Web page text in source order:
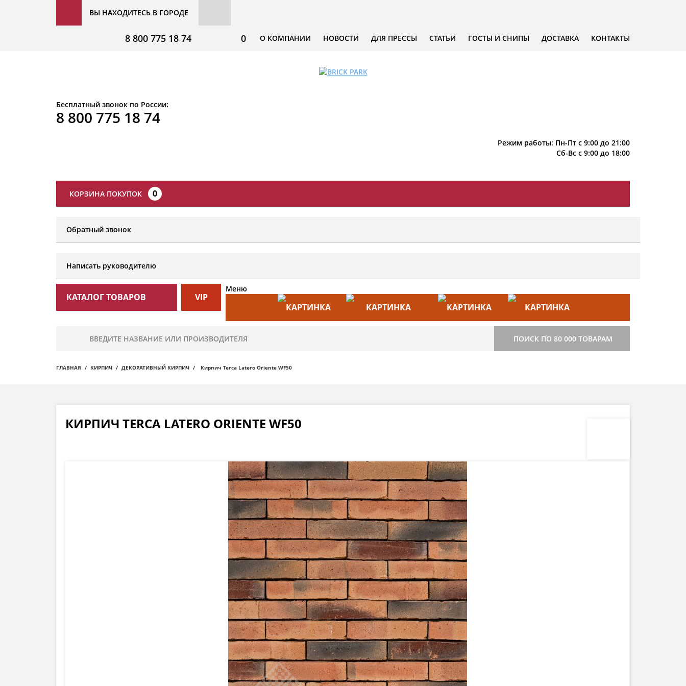
ВЫ НАХОДИТЕСЬ В ГОРОДЕ
О КОМПАНИИ НОВОСТИ ДЛЯ ПРЕССЫ СТАТЬИ ГОСТЫ И СНИПЫ ДОСТАВКА КОНТАКТЫ
0
8 800 775 18 74
Бесплатный звонок по России:
8 800 775 18 74
Режим работы: Пн-Пт с 9:00 до 21:00
Сб-Вс с 9:00 до 18:00
КОРЗИНА ПОКУПОК 0
Обратный звонок
Написать руководителю
КАТАЛОГ ТОВАРОВ VIP
Меню
СТРОИТЕЛЬСТВО
ПОИСК ПО 80 000 ТОВАРАМ
ГЛАВНАЯ КИРПИЧ ДЕКОРАТИВНЫЙ КИРПИЧ Кирпич Terca Latero Oriente WF50
КИРПИЧ TERCA LATERO ORIENTE WF50